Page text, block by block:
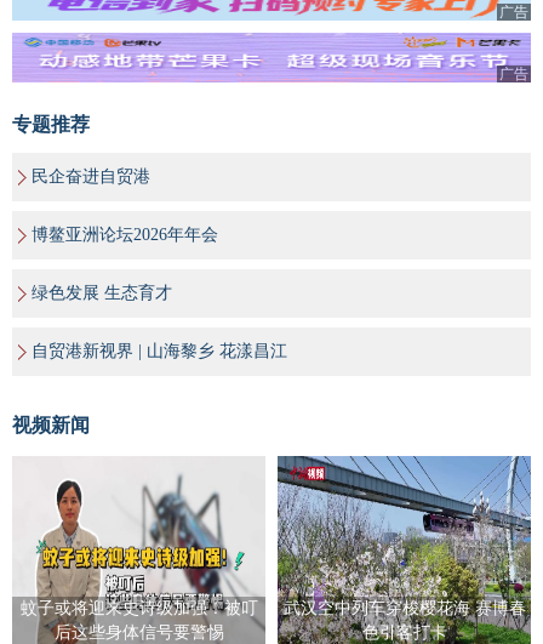
广告
广告
专题推荐
民企奋进自贸港
博鳌亚洲论坛2026年年会
绿色发展 生态育才
自贸港新视界 | 山海黎乡 花漾昌江
视频新闻
蚊子或将迎来史诗级加强！被叮
后这些身体信号要警惕
武汉空中列车穿梭樱花海 赛博春
色引客打卡